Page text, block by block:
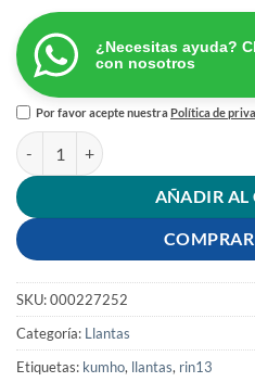
¿Necesitas ayuda?
con nosotros
Por favor acepte nuestraPolítica de
LLANTA 175/70 RIN 13 82T ES31
AÑADIR AL
SKU:000227252
Categoría: Llantas
Etiquetas: kumho, llantas, rin13